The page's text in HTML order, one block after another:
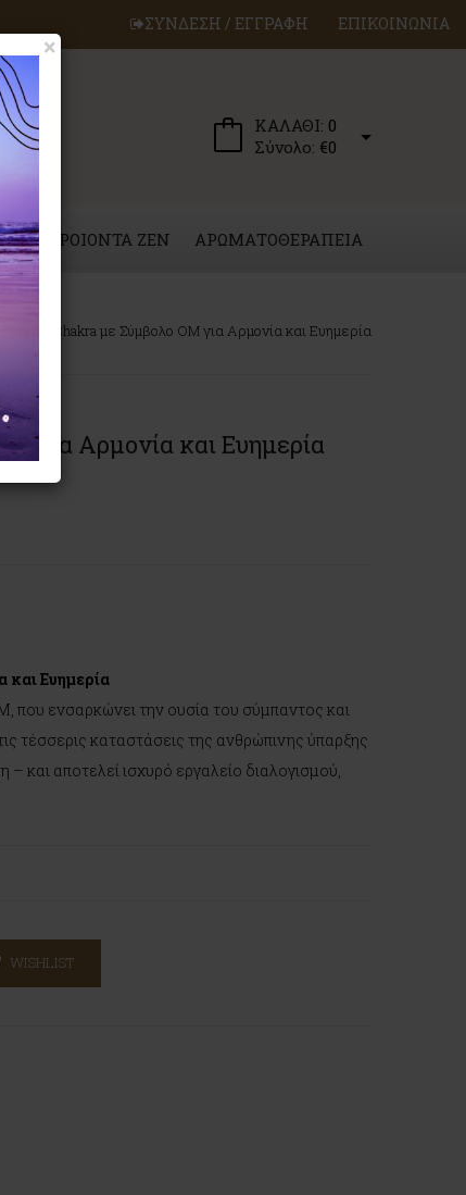
ΣΥΝΔΕΣΗ / ΕΓΓΡΑΦΗ ΕΠΙΚΟΙΝΩΝΙΑ
ΚΑΛΑΘΙ: 0
Σύνολο: €0
ΠΡΟΙΟΝΤΑ ZEN ΑΡΩΜΑΤΟΘΕΡΑΠΕΙΑ
Chakra με Σύμβολο OM για Αρμονία και Ευημερία
για Αρμονία και Ευημερία
και Ευημερία
που ενσαρκώνει την ουσία του σύμπαντος και
τέσσερις καταστάσεις της ανθρώπινης ύπαρξης
– και αποτελεί ισχυρό εργαλείο διαλογισμού,
WISHLIST
×